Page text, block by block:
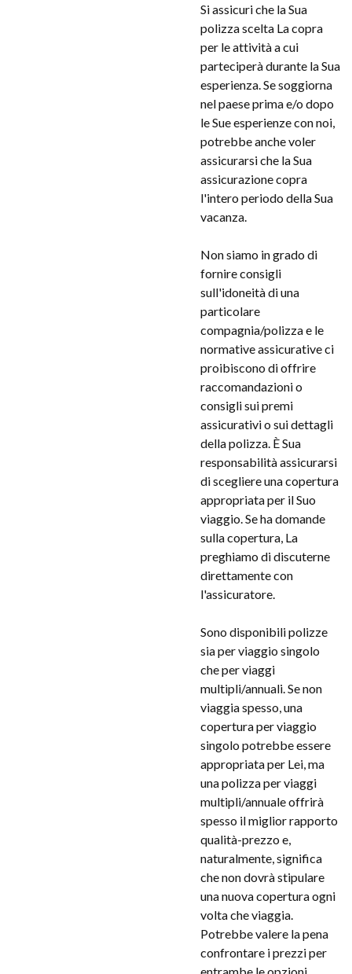
Si assicuri che la Sua
polizza scelta La copra
per le attività a cui
parteciperà durante la Sua
esperienza. Se soggiorna
nel paese prima e/o dopo
le Sue esperienze con noi,
potrebbe anche voler
assicurarsi che la Sua
assicurazione copra
l'intero periodo della Sua
vacanza.
Non siamo in grado di
fornire consigli
sull'idoneità di una
particolare
compagnia/polizza e le
normative assicurative ci
proibiscono di offrire
raccomandazioni o
consigli sui premi
assicurativi o sui dettagli
della polizza. È Sua
responsabilità assicurarsi
di scegliere una copertura
appropriata per il Suo
viaggio. Se ha domande
sulla copertura, La
preghiamo di discuterne
direttamente con
l'assicuratore.
Sono disponibili polizze
sia per viaggio singolo
che per viaggi
multipli/annuali. Se non
viaggia spesso, una
copertura per viaggio
singolo potrebbe essere
appropriata per Lei, ma
una polizza per viaggi
multipli/annuale offrirà
spesso il miglior rapporto
qualità-prezzo e,
naturalmente, significa
che non dovrà stipulare
una nuova copertura ogni
volta che viaggia.
Potrebbe valere la pena
confrontare i prezzi per